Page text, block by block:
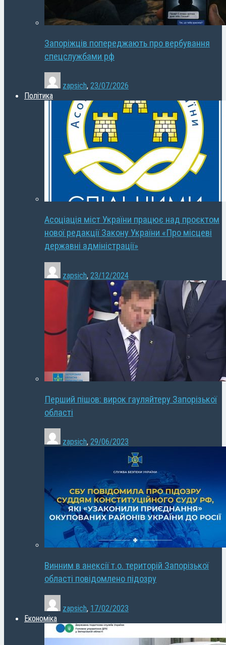
Запоріжців попереджають про вербування
спецслужбами рф
zapsich, 23/07/2026
Політика
Асоціація міст України працює над проєктом
нової редакції Закону України «Про місцеві
державні адміністрації»
zapsich, 23/12/2024
Перший пішов: вирок гауляйтеру Запорізької
області
zapsich, 29/06/2023
Винним в анексії т.о. територій Запорізької
області повідомлено підозру
zapsich, 17/02/2023
Економіка